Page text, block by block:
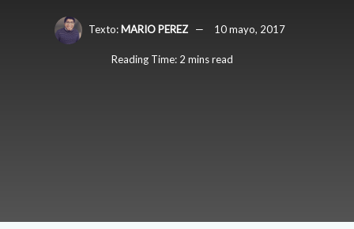
Texto: MARIO PEREZ 10 mayo, 2017
Reading Time: 2 mins read